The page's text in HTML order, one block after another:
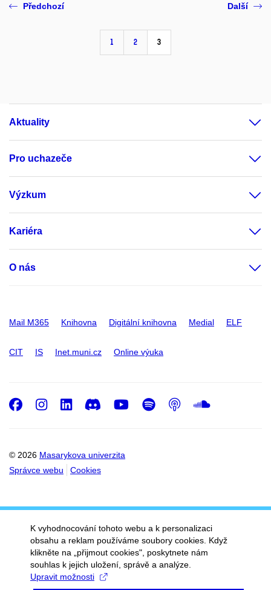
Předchozí
1 2 3
Další
Aktuality
Pro uchazeče
Výzkum
Kariéra
O nás
Mail M365 Knihovna Digitální knihovna Medial ELF
CIT IS Inet.muni.cz Online výuka
© 2026 Masarykova univerzita
Správce webu
Cookies
Facebook
Instagram
LinkedIn
DiscordYoutube
Spotify
Podcast
K vyhodnocování tohoto webu a k personalizaci
obsahu a reklam používáme soubory cookies. Když
klikněte na „přijmout cookies", poskytnete nám
souhlas k jejich uložení, správě a analýze.
Upravit možnosti